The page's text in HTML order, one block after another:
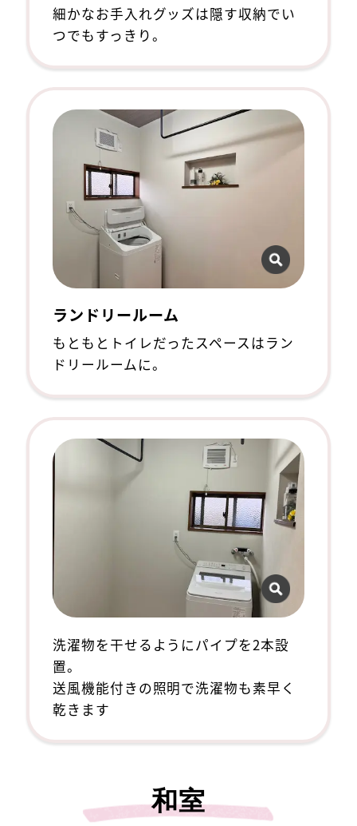
細かなお手入れグッズは隠す収納でい
つでもすっきり。
ランドリールーム
もともとトイレだったスペースはラン
ドリールームに。
洗濯物を干せるようにパイプを2本設
置。
送風機能付きの照明で洗濯物も素早く
乾きます
和室